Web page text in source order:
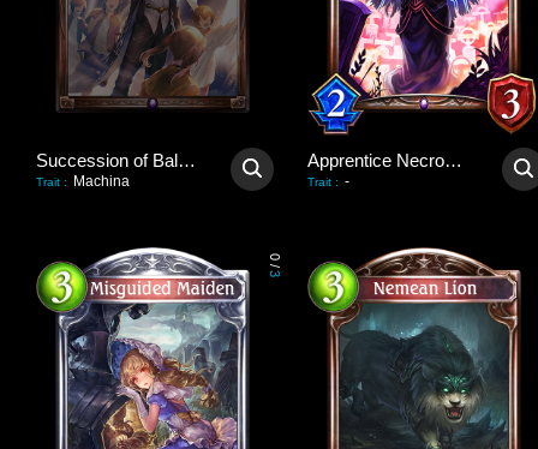
Succession of Balance
Trait : Machina
Apprentice Necromancer
Trait : -
0
/
3